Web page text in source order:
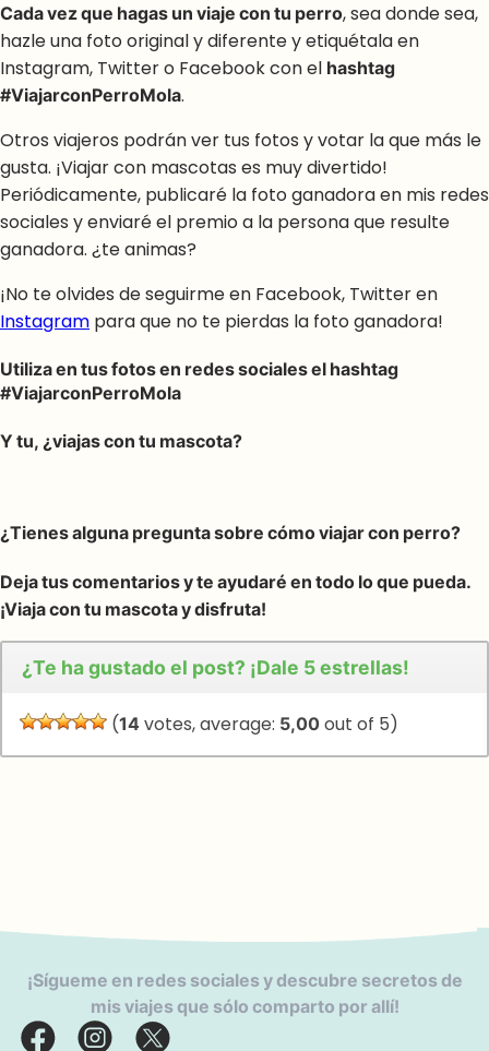
Cada vez que hagas un viaje con tu perro, sea donde sea,
hazle una foto original y diferente y etiquétala en
Instagram, Twitter o Facebook con el hashtag
#ViajarconPerroMola.
Otros viajeros podrán ver tus fotos y votar la que más le
gusta. ¡Viajar con mascotas es muy divertido!
Periódicamente, publicaré la foto ganadora en mis redes
sociales y enviaré el premio a la persona que resulte
ganadora. ¿te animas?
¡No te olvides de seguirme en Facebook, Twitter en
Instagram para que no te pierdas la foto ganadora!
Utiliza en tus fotos en redes sociales elhashtag
#ViajarconPerroMola
Y tu, ¿viajas con tu mascota?
¿Tienes alguna pregunta sobre cómo viajar con perro?
Deja tus comentarios y te ayudaré en todo lo que pueda.
¡Viaja con tu mascota y disfruta!
¿Te ha gustado el post? ¡Dale 5 estrellas!
(14 votes, average: 5,00out of 5)
¡Sígueme en redes sociales y descubre secretos de
mis viajes que sólo comparto por allí!